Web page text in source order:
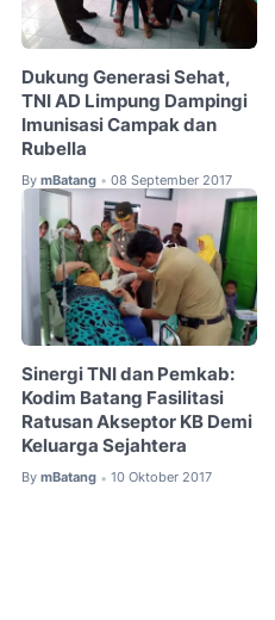
Dukung Generasi Sehat,
TNI AD Limpung Dampingi
Imunisasi Campak dan
Rubella
By mBatang • 08 September 2017
Sinergi TNI dan Pemkab:
Kodim Batang Fasilitasi
Ratusan Akseptor KB Demi
Keluarga Sejahtera
By mBatang • 10 Oktober 2017